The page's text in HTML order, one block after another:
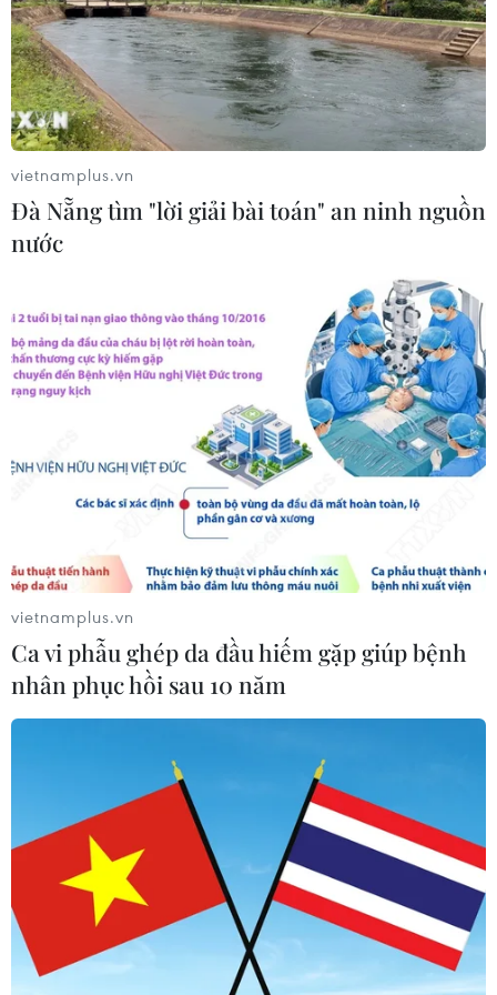
Vận chuyển quá cảnh hàng giả và
xâm phạm sở hữu trí tuệ diễn biến
phức tạp
05/08/2026 13:44
24 năm tù cho đôi vợ chồng tổ chức
“bay lắc” trong quán karaoke
Lập kênh TikTok khởi nghiệp, lừa
đảo chiếm đoạt 15 tỷ đồng
Đắk Lắk: Án phạt nghiêm minh với
đối tượng phá hoại đoàn kết dân tộc
05/08/2026 09:58
Hà Nội xét xử ổ nhóm 50 đối tượng tổ
chức sử dụng ma túy trong quán
Xem thêm
vietnamplus.vn
Đà Nẵng tìm "lời giải bài toán" an ninh nguồn
nước
vietnamplus.vn
Ca vi phẫu ghép da đầu hiếm gặp giúp bệnh
nhân phục hồi sau 10 năm